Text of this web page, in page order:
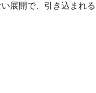
展開で、引き込まれ